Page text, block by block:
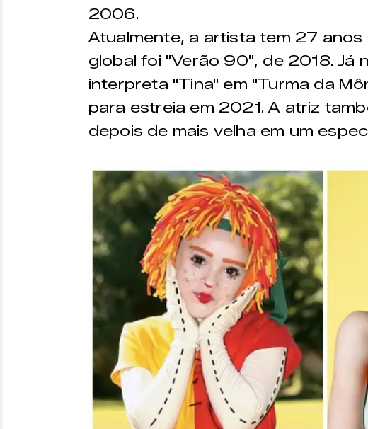
2006.
Atualmente, a artista tem 27 anos
global foi "Verão 90", de 2018. Já
interpreta "Tina" em "Turma da
para estreia em 2021. A atriz
depois de mais velha em um